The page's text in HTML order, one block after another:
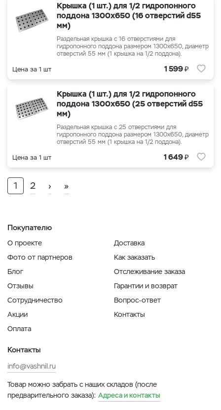
Крышка (1 шт.) для 1/2 гидропонного
поддона 1300x650 (16 отверстий d55
мм)
Раздельная крышка с 16 отверстиями для
гидропонного поддона размером 1300x650, диаметр
отверстий 55 мм (1 крышка на 1/2 поддона).
Цена за 1 шт 1 599₽
Крышка (1 шт.) для 1/2 гидропонного
поддона 1300x650 (25 отверстий d55
мм)
Раздельная крышка с 25 отверстиями для
гидропонного поддона размером 1300x650, диаметр
отверстий 55 мм (1 крышка на 1/2 поддона).
Цена за 1 шт 1 649₽
1 2 › »
Покупателю
О проекте
Фото от партнеров
Блог
Отзывы
Сотрудничество
Акции
Оплата
Доставка
Как заказать
Отслеживание заказа
Гарантии и возврат
Вопрос-ответ
Контакты
Контакты
info@vashnil.ru
Товар можно забрать с наших складов (после
предварительного заказа): Адреса и контакты